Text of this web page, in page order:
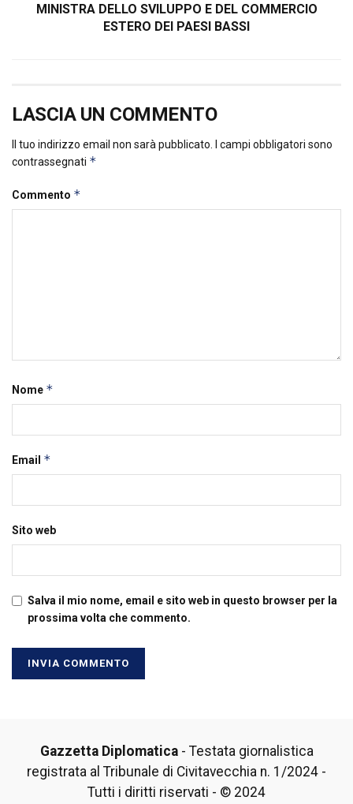
MINISTRA DELLO SVILUPPO E DEL COMMERCIO
ESTERO DEI PAESI BASSI
LASCIA UN COMMENTO
Il tuo indirizzo email non sarà pubblicato.
I campi obbligatori sono
contrassegnati *
Commento *
Nome *
Email *
Sito web
Salva il mio nome, email e sito web in questo browser per la
prossima volta che commento.
Gazzetta Diplomatica- Testata giornalistica
registrata al Tribunale di Civitavecchia n. 1/2024 -
Tutti i diritti riservati - © 2024